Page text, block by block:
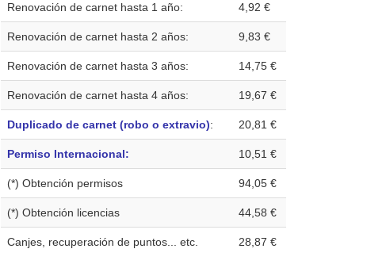
Renovación de carnet hasta 1 año: 4,92 €
Renovación de carnet hasta 2 años: 9,83 €
Renovación de carnet hasta 3 años: 14,75 €
Renovación de carnet hasta 4 años: 19,67 €
Duplicado de carnet (robo o extravio): 20,81 €
Permiso Internacional: 10,51 €
(*) Obtención permisos 94,05 €
(*) Obtención licencias 44,58 €
Canjes, recuperación de puntos... etc. 28,87 €